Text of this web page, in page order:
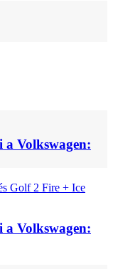
a Volkswagen:
a Volkswagen: